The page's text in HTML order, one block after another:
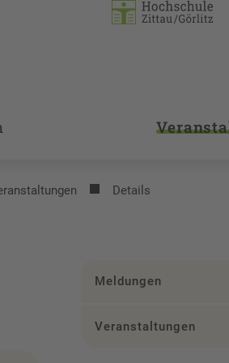
Details
Meldungen
Veranstaltungen